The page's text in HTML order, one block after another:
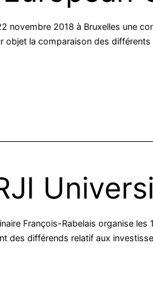
novembre 2018 à Bruxelles une
objet la comparaison des
François-Rabelais organise
des différends relatif aux